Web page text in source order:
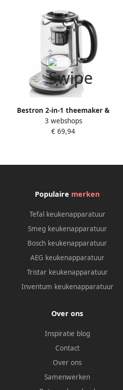
Bestron 2-in-1 theemaker &
elektrische waterkoker
theemaker met automatisch
theeprogramma's LCD
3 webshops
€ 69,94
Populaire merken
Tefal keukenapparatuur
Smeg keukenapparatuur
Bosch keukenapparatuur
AEG keukenapparatuur
Tristar keukenapparatuur
Inventum keukenapparatuur
Over ons
Inspiratie blog
Contact
Over ons
Samenwerken